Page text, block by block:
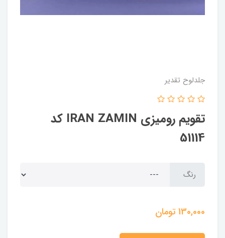
جلدلوح تقدیر
تقویم رومیزی IRAN ZAMIN کد
51114
رنگ
130,000تومان